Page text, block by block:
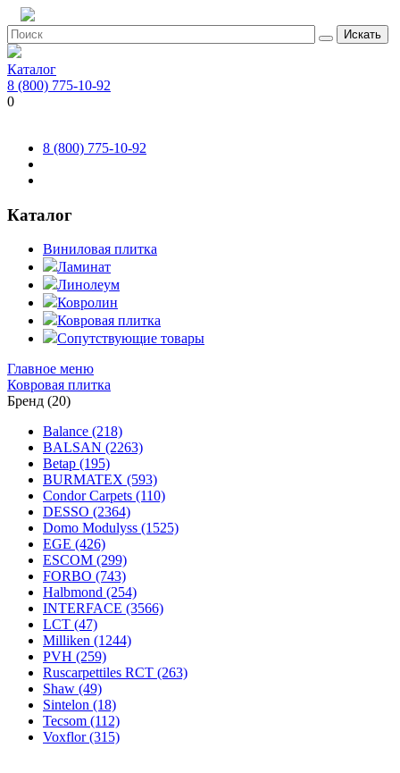
Искать
Каталог
8 (800) 775-10-92
0
8 (800) 775-10-92
Каталог
Виниловая плитка
Ламинат
Линолеум
Ковролин
Ковровая плитка
Сопутствующие товары
Главное меню
Ковровая плитка
Бренд (20)
Balance (218)
BALSAN (2263)
Betap (195)
BURMATEX (593)
Condor Carpets (110)
DESSO (2364)
Domo Modulyss (1525)
EGE (426)
ESCOM (299)
FORBO (743)
Halbmond (254)
INTERFACE (3566)
LCT (47)
Milliken (1244)
PVH (259)
Ruscarpettiles RCT (263)
Shaw (49)
Sintelon (18)
Tecsom (112)
Voxflor (315)